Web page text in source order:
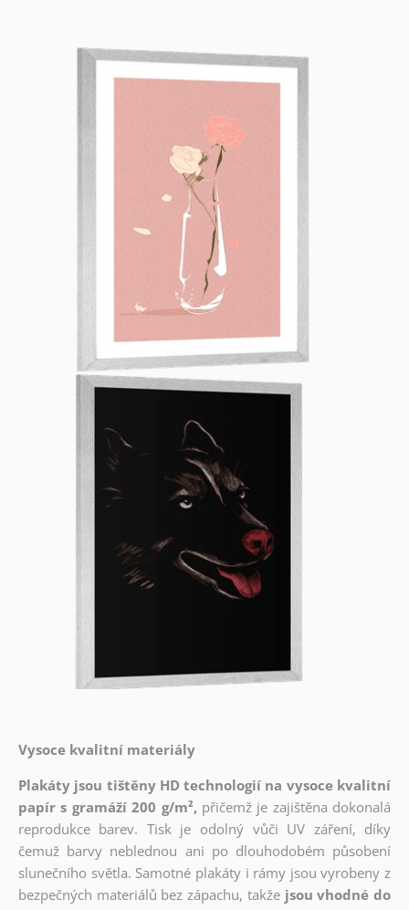
Vysoce kvalitní materiály
Plakáty jsou tištěny HD technologií na vysoce kvalitní
papír s gramáží 200 g/m², přičemž je zajištěna dokonalá
reprodukce barev. Tisk je odolný vůči UV záření, díky
čemuž barvy neblednou ani po dlouhodobém působení
slunečního světla. Samotné plakáty i rámy jsou vyrobeny z
bezpečných materiálů bez zápachu, takže jsou vhodné do